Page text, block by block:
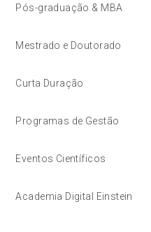
Pós-graduação & MBA
Mestrado e Doutorado
Curta Duração
Programas de Gestão
Eventos Científicos
Academia Digital Einstein